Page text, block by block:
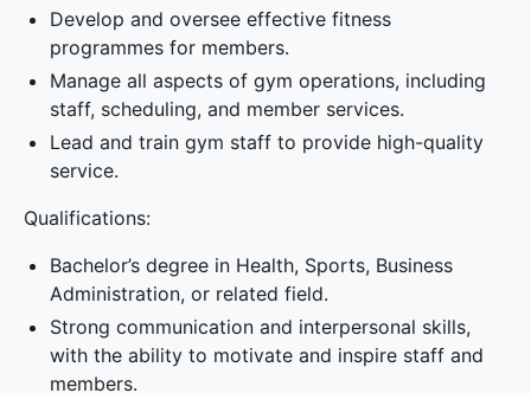
⁠Develop and oversee effective fitness
programmes for members.
Manage all aspects of gym operations, including
staff, scheduling, and member services.
Lead and train gym staff to provide high-quality
service.
Qualifications:
Bachelor’s degree in Health, Sports, Business
Administration, or related field.
Strong communication and interpersonal skills,
with the ability to motivate and inspire staff and
members.